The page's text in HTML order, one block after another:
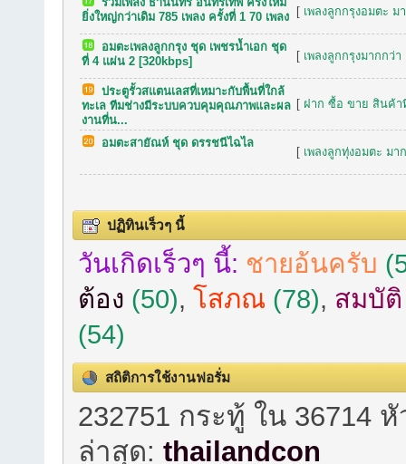
ยิ่งใหญ่กว่าเดิม 785 เพลง ครั้งที่ 1 70 เพลง
[ เพลงลูกกรุงอมตะ ม
อมตะเพลงลูกกรุง ชุด เพชรน้ำเอก ชุด
ที่ 4 แผ่น 2 [320kbps]
[ เพลงลูกกรุงมากกว่
ประตูรั้วสแตนเลสที่เหมาะกับพื้นที่ใกล้
ทะเล ทีมช่างมีระบบควบคุมคุณภาพและผล
งานที่น...
[ ฝาก ซื้อ ขาย สินค้า
อมตะสายัณห์ ชุด ดรรชนีไฉไล
[ เพลงลูกทุ่งอมตะ มา
ปฏิทินเร็วๆ นี้
วันเกิดเร็วๆ นี้: ชายอ้นครับ
ต้อง (50), โสภณ (78), สมบัติ
(54)
สถิติการใช้งานฟอรั่ม
232751 กระทู้ ใน 36714
ล่าสุด:thailandcon